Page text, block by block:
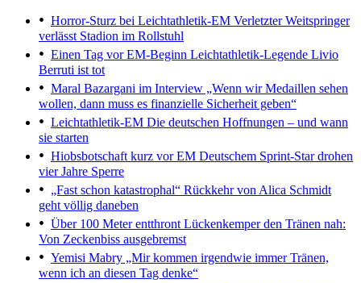
Horror-Sturz bei Leichtathletik-EM Verletzter Weitspringer
verlässt Stadion im Rollstuhl
Einen Tag vor EM-Beginn Leichtathletik-Legende Livio
Berruti ist tot
Maral Bazargani im Interview „Wenn wir Medaillen sehen
wollen, dann muss es finanzielle Sicherheit geben“
Leichtathletik-EM Die deutschen Hoffnungen – und wann
sie starten
Hiobsbotschaft kurz vor EM Deutschem Sprint-Star drohen
vier Jahre Sperre
„Fast schon katastrophal“ Rückkehr von Alica Schmidt
geht völlig daneben
Über 100 Meter entthront Lückenkemper den Tränen nah:
Von Zeckenbiss ausgebremst
Yemisi Mabry „Mir kommen irgendwie immer Tränen,
wenn ich an diesen Tag denke“